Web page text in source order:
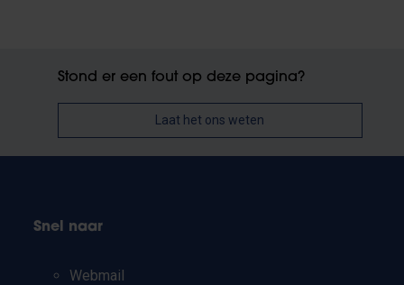
Stond er een fout op deze pagina?
Laat het ons weten
Snel naar
Webmail